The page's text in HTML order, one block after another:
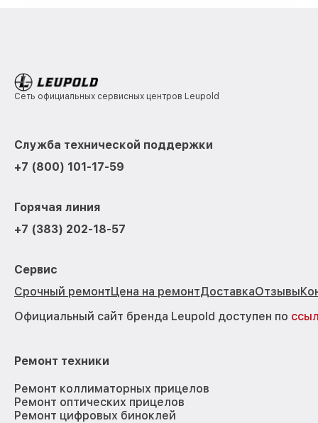
Сеть официальных сервисных центров Leupold
Служба технической поддержки
+7 (800) 101-17-59
Горячая линия
+7 (383) 202-18-57
Сервис
Срочный ремонтЦена на ремонтДоставкаОтзывы
Официальный сайт бренда Leupold доступен по
Ремонт техники
Ремонт коллиматорных прицелов
Ремонт оптических прицелов
Ремонт цифровых биноклей